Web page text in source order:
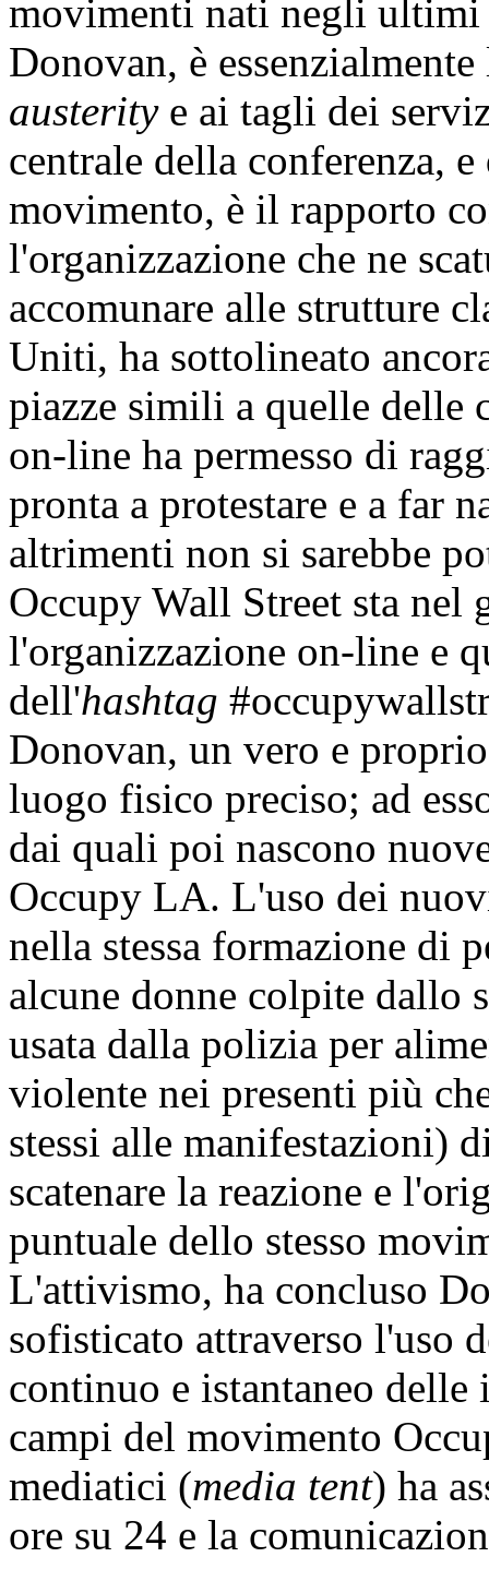
movimenti nati negli ultimi
Donovan, è
austeritye ai tagli dei
centrale della conferenza,
movimento, è il rapporto
l'organizzazione che ne
accomunare alle strutture
Uniti, ha sottolineato
piazze simili a quelle delle
on-line ha permesso di
pronta a protestare e a far
altrimenti non si sarebbe
Occupy Wall Street sta
l'organizzazione on-line e
dell'hashtag
Donovan, un vero e
luogo fisico preciso; ad
dai quali poi nascono
Occupy LA. L'uso dei
nella stessa formazione di
alcune donne colpite dallo
usata dalla polizia per
violente nei presenti più
stessi alle manifestazioni)
scatenare la reazione e
puntuale dello stesso
L'attivismo, ha concluso
sofisticato attraverso l'uso
continuo e istantaneo
campi del movimento
mediatici (media tent) ha
ore su 24 e la